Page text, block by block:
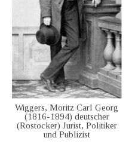
Wiggers, Moritz Carl Georg
(1816-1894) deutscher
(Rostocker) Jurist, Politiker
und Publizist